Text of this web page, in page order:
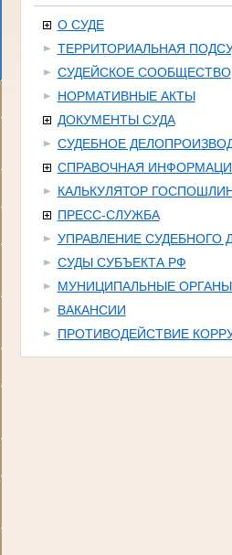
О СУДЕ
ТЕРРИТОРИАЛЬНАЯ
СУДЕЙСКОЕ СООБЩЕСТВО
НОРМАТИВНЫЕ АКТЫ
ДОКУМЕНТЫ СУДА
СУДЕБНОЕ
СПРАВОЧНАЯ
КАЛЬКУЛЯТОР
ПРЕСС-СЛУЖБА
УПРАВЛЕНИЕ СУДЕБНОГО
СУДЫ СУБЪЕКТА РФ
МУНИЦИПАЛЬНЫЕ
ВАКАНСИИ
ПРОТИВОДЕЙСТВИЕ